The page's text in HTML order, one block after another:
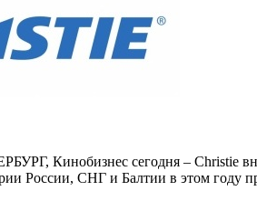
Кинобизнес сегодня – Christie
России, СНГ и Балтии в этом году